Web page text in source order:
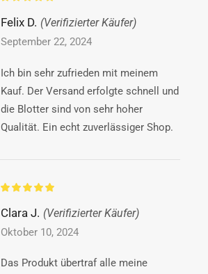
Felix D. (Verifizierter Käufer)
September 22, 2024
Ich bin sehr zufrieden mit meinem
Kauf. Der Versand erfolgte schnell und
die Blotter sind von sehr hoher
Qualität. Ein echt zuverlässiger Shop.
Clara J. (Verifizierter Käufer)
Oktober 10, 2024
Das Produkt übertraf alle meine